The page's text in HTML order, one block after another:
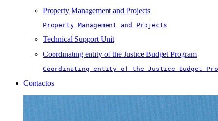
Property Management and Projects
Property Management and Projects
Technical Support Unit
Coordinating entity of the Justice Budget Program
Coordinating entity of the Justice Budget
Contactos